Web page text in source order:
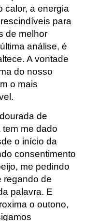
calor, a energia
para
de melhor
análise, é
A vontade
do nosso
o mais
de
me dado
o início da
consentimento
me pedindo
regando de
palavra. E
o outono,